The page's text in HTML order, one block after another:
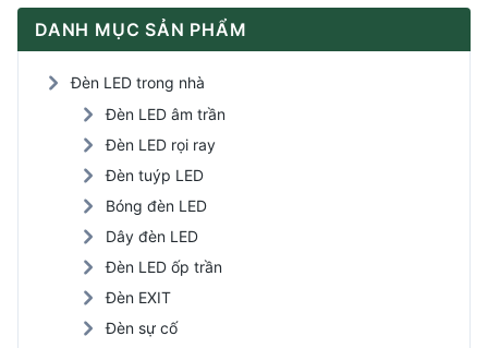
DANH MỤC SẢN PHẨM
Đèn LED trong nhà
Đèn LED âm trần
Đèn LED rọi ray
Đèn tuýp LED
Bóng đèn LED
Dây đèn LED
Đèn LED ốp trần
Đèn EXIT
Đèn sự cố